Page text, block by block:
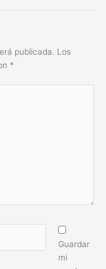
publicada. Los
*
Guardar
mi